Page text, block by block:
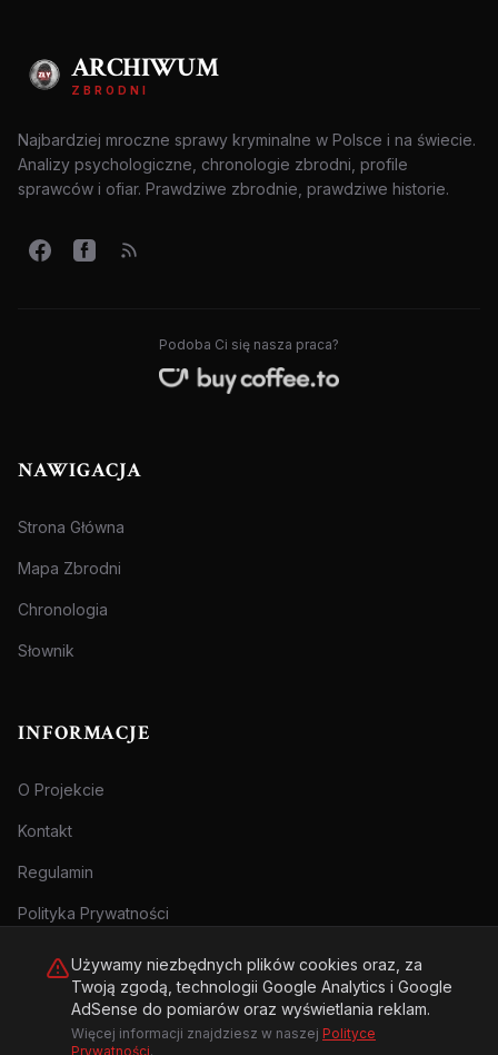
ARCHIWUM
ZBRODNI
Najbardziej mroczne sprawy kryminalne w Polsce i na świecie.
Analizy psychologiczne, chronologie zbrodni, profile
sprawców i ofiar. Prawdziwe zbrodnie, prawdziwe historie.
Podoba Ci się nasza praca?
NAWIGACJA
Strona Główna
Mapa Zbrodni
Chronologia
Słownik
INFORMACJE
O Projekcie
Kontakt
Regulamin
Polityka Prywatności
© 2026 Archiwum Zbrodni - zly.com.pl. Wszelkie prawa zastrzeżone.
Używamy niezbędnych plików cookies oraz, za
Twoją zgodą, technologii Google Analytics i Google
AdSense do pomiarów oraz wyświetlania reklam.
Więcej informacji znajdziesz w naszej Polityce
Prywatności.